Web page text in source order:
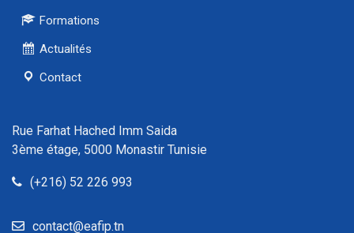
Formations
Actualités
Contact
Rue Farhat Hached Imm Saida
3ème étage, 5000 Monastir Tunisie
(+216) 52 226 993
contact@eafip.tn